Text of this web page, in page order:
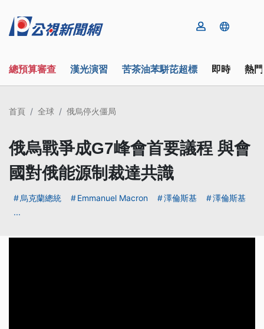
總預算審查 漢光演習 苦茶油苯駢芘超標 即時 熱
首頁 全球 俄烏停火僵局
俄烏戰爭成G7峰會首要議程 與會
國對俄能源制裁達共識
烏克蘭總統 Emmanuel Macron 澤倫斯基
澤倫斯基
...